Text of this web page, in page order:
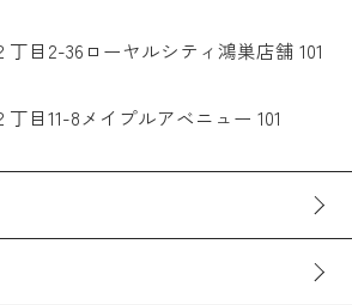
目2-36ローヤルシティ鴻巣店舗 101
目11-8メイプルアベニュー 101